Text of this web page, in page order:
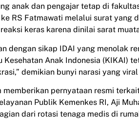
anak dan pengajar tetap di
RS Fatmawati melalui surat yang
keras karena dinilai sarat
dengan sikap IDAI yang menolak
Anak Indonesia (KIKAI)
demikian bunyi narasi yang
memberikan pernyataan resmi
Publik Kemenkes RI, Aji
dari rotasi tenaga medis di